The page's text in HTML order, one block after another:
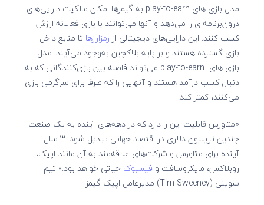
مدل بازی‌ های play-to-earn به گیمرها امکان مالکیت دارایی‌های
درون‌برنامه‌ای را می‌دهد و آنها می‌توانند با بازی فعالانه ارزش
کسب کنند. این دارایی‌های دیجیتالی از رمزارزها تا منابع داخل
بازی گسترده هستند و بر پایه بلاکچین به‌وجود می‌آیند. مدل
بازی‌ های play-to-earn می‌تواند فاصله بین بازی‌کنندگانی که به
دنبال کسب درآمد هستند و آنهایی را که صرفا برای سرگرمی بازی
می‌کنند، کمتر کند.
«متاورس قابلیت این را دارد که در دهه‌های آینده به یک صنعت
چندین تریلیون دلاری در اقتصاد جهانی تبدیل شود. ۳ سال
آینده برای متاورس و شرکت‌های علاقه‌مند به آن مانند اپیک،
روبلاکس، مایکروسافت و فیسبوک حیاتی خواهد بود.» تیم
سوینی (Tim Sweeney) مدیرعامل اپیک گیمز